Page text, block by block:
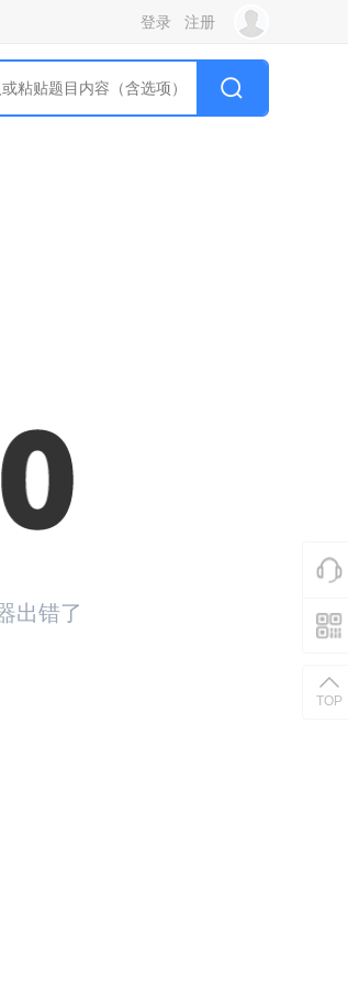
登录 注册
出错了
TOP